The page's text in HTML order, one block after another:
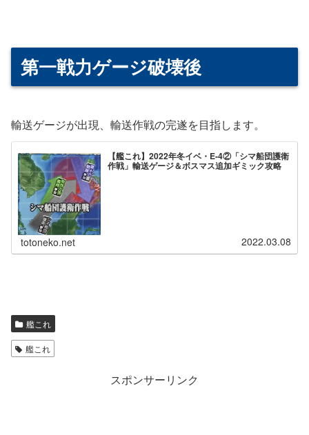
第一戦力ゲージ破壊後
輸送ゲージが出現、輸送作戦の完遂を目指します。
【艦これ】2022年冬イベ・E-4②「シマ船団護衛
作戦」輸送ゲージ＆ボスマス追加ギミック攻略
totoneko.net 2022.03.08
艦これ
艦これ
スポンサーリンク